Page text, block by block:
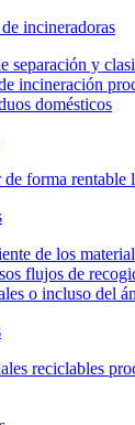
incineradoras
separación y
incineración
domésticos
forma rentable
de los
flujos de
o incluso del
reciclables